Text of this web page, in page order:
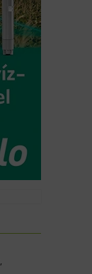
,